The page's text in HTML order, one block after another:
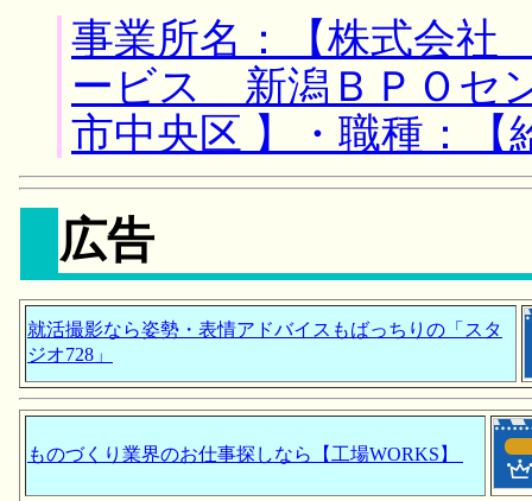
事業所名：【株式会
ービス 新潟ＢＰＯセ
市中央区 】・職種：【
広告
就活撮影なら姿勢・表情アドバイスもばっちりの「スタ
ジオ728」
ものづくり業界のお仕事探しなら【工場WORKS】